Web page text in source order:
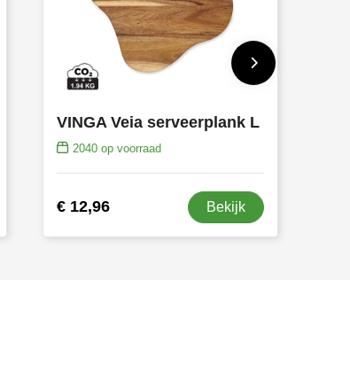
VINGA Veia serveerplank L
2040 op voorraad
€ 12,96 Bekijk